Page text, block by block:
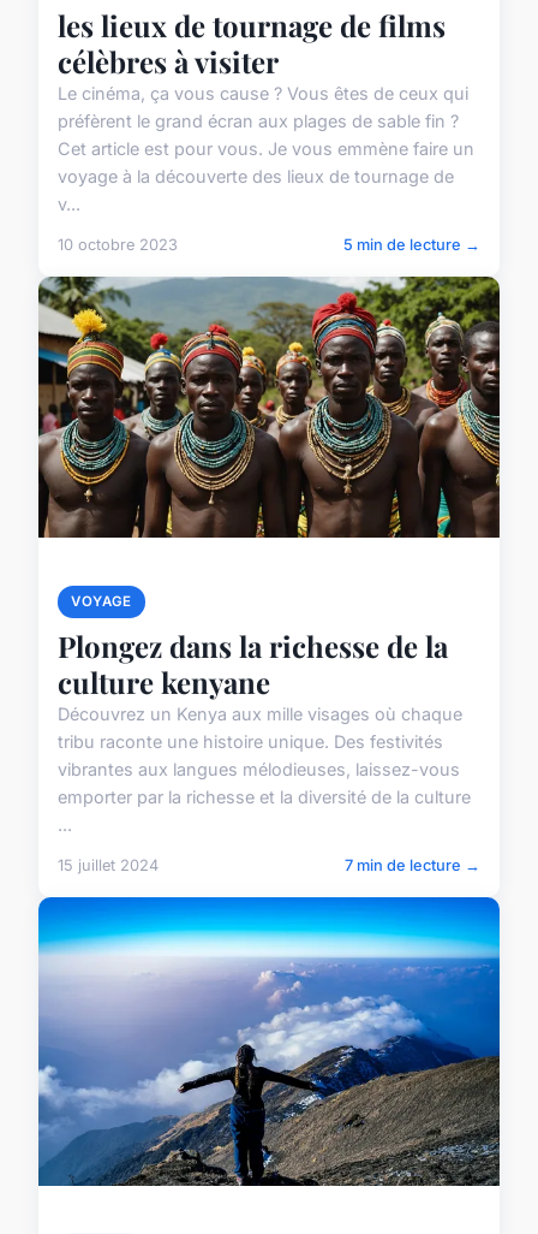
les lieux de tournage de films
célèbres à visiter
Le cinéma, ça vous cause ? Vous êtes de ceux qui
préfèrent le grand écran aux plages de sable fin ?
Cet article est pour vous. Je vous emmène faire un
voyage à la découverte des lieux de tournage de
v...
10 octobre 2023 5 min de lecture →
VOYAGE
Plongez dans la richesse de la
culture kenyane
Découvrez un Kenya aux mille visages où chaque
tribu raconte une histoire unique. Des festivités
vibrantes aux langues mélodieuses, laissez-vous
emporter par la richesse et la diversité de la culture
...
15 juillet 2024 7 min de lecture →